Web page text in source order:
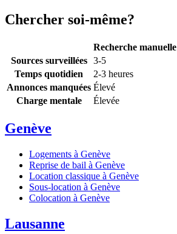
Chercher soi-même?
Recherche manuelle
Sources surveillées
3-5
Temps quotidien
2-3 heures
Annonces manquées Élevé
Charge mentale
Élevée
Genève
Logements à Genève
Reprise de bail à Genève
Location classique à Genève
Sous-location à Genève
Colocation à Genève
Lausanne